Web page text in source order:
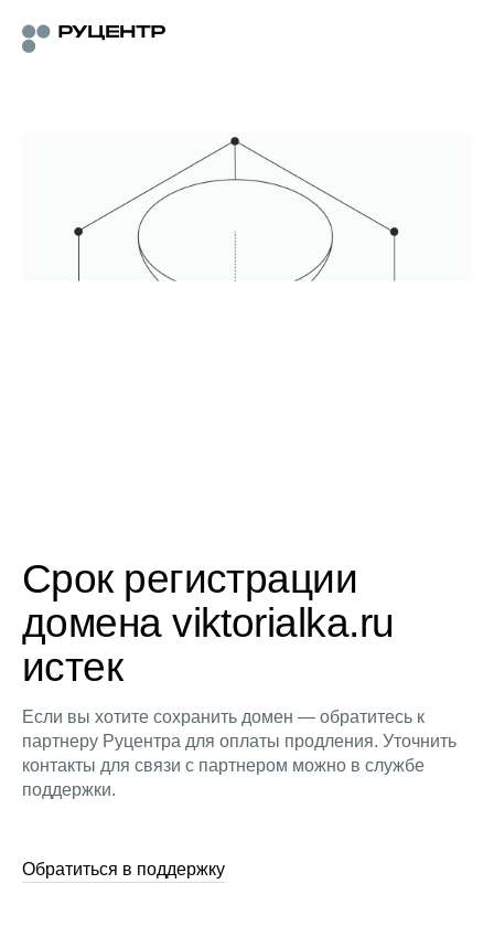
Срок регистрации
домена viktorialka.ru
истек
Если вы хотите сохранить домен — обратитесь к
партнеру Руцентра для оплаты продления. Уточнить
контакты для связи с партнером можно в службе
поддержки.
Обратиться в поддержку